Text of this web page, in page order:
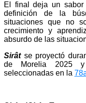
El final deja un
definición de la
situaciones que no
crecimiento y
absurdo de las
Sirâtse proyectó
de Morelia 2025
seleccionadas en la